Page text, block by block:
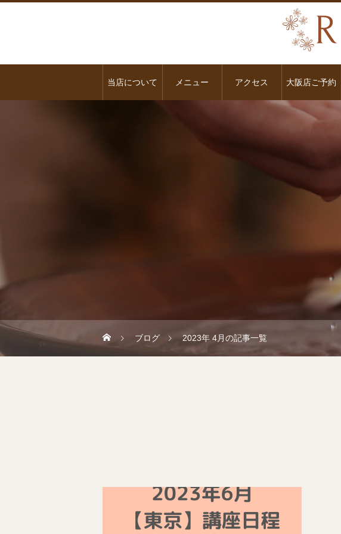
当店について メニュー アクセス 大阪店ご予約
ブログ 2023年 4月の記事一覧